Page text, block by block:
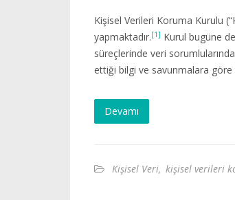
Kişisel Verileri Koruma Kurulu
yapmaktadır.[1] Kurul bugüne
süreçlerinde veri
ettiği bilgi ve savunmalara
Devamı
Kişisel Veri, kişisel verileri